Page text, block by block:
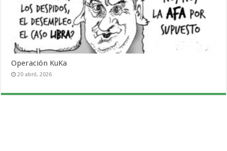
Operación KuKa
20 abril, 2026